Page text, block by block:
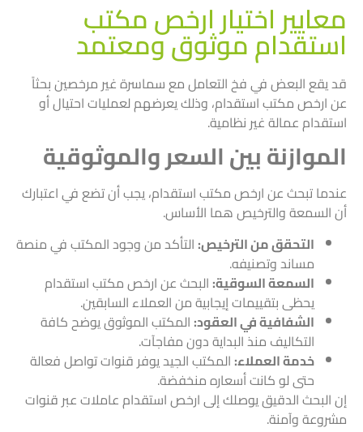
معايير اختيار ارخص مكتب
استقدام موثوق ومعتمد
قد يقع البعض في فخ التعامل مع سماسرة غير مرخصين بحثاً
عن ارخص مكتب استقدام، وذلك يعرضهم لعمليات احتيال أو
استقدام عمالة غير نظامية.
الموازنة بين السعر والموثوقية
عندما تبحث عن ارخص مكتب استقدام، يجب أن تضع في اعتبارك
أن السمعة والترخيص هما الأساس.
التحقق من الترخيص:التأكد من وجود المكتب في منصة
مساندوتصنيفه.
السمعة السوقية:البحث عن ارخص مكتب استقدام
يحظى بتقييمات إيجابية من العملاء السابقين.
الشفافية في العقود:المكتب الموثوق يوضح كافة
التكاليف منذ البداية دون مفاجآت.
خدمة العملاء:المكتب الجيد يوفر قنوات تواصل فعالة
حتى لو كانت أسعاره منخفضة.
إن البحث الدقيق يوصلك إلى ارخص استقدام عاملات عبر قنوات
مشروعة وآمنة.